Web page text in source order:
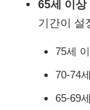
65세 이상
기간이 설
75세
70-74
65-69